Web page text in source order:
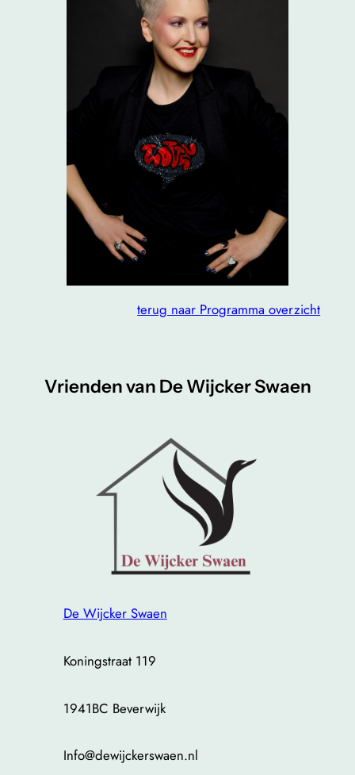
terug naar Programma overzicht
Vrienden van De Wijcker Swaen
De Wijcker Swaen
Koningstraat 119
1941BC Beverwijk
Info@dewijckerswaen.nl